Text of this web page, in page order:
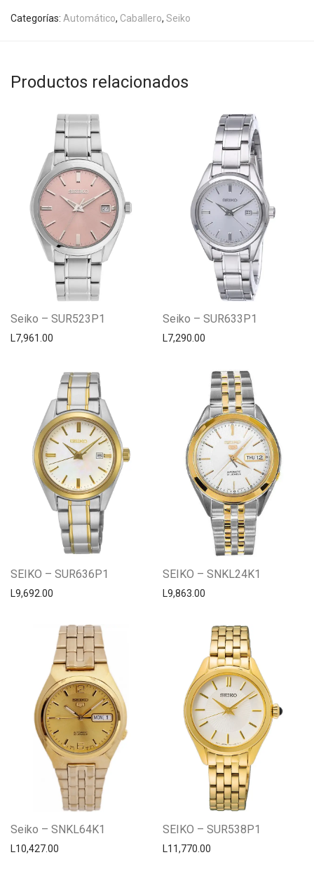
Categorías: Automático, Caballero, Seiko
Productos relacionados
Seiko – SUR523P1
L7,961.00
Seiko – SUR633P1
L7,290.00
SEIKO – SUR636P1
L9,692.00
SEIKO – SNKL24K1
L9,863.00
Seiko – SNKL64K1
L10,427.00
SEIKO – SUR538P1
L11,770.00